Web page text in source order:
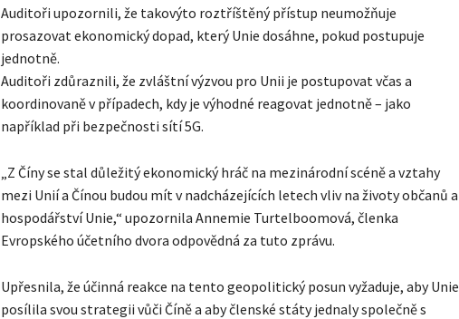
Auditoři upozornili, že takovýto roztříštěný přístup neumožňuje
prosazovat ekonomický dopad, který Unie dosáhne, pokud postupuje
jednotně.
Auditoři zdůraznili, že zvláštní výzvou pro Unii je postupovat včas a
koordinovaně v případech, kdy je výhodné reagovat jednotně – jako
například při bezpečnosti sítí 5G.
„Z Číny se stal důležitý ekonomický hráč na mezinárodní scéně a vztahy
mezi Unií a Čínou budou mít v nadcházejících letech vliv na životy občanů a
hospodářství Unie,“ upozornila Annemie Turtelboomová, členka
Evropského účetního dvora odpovědná za tuto zprávu.
Upřesnila, že účinná reakce na tento geopolitický posun vyžaduje, aby Unie
posílila svou strategii vůči Číně a aby členské státy jednaly společně s